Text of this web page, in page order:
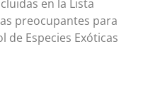
en la Lista
preocupantes para
de Especies Exóticas